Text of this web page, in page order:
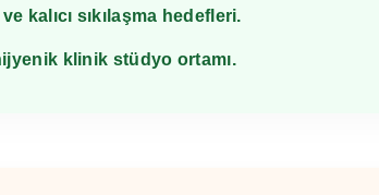
kalıcı sıkılaşma hedefleri.
klinik stüdyo ortamı.